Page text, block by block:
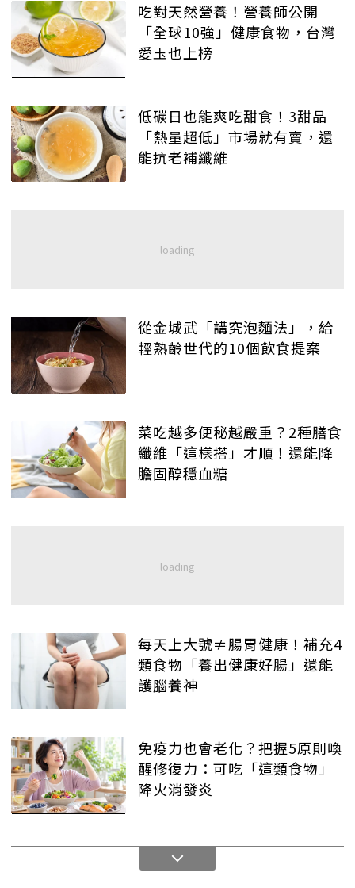
吃對天然營養！營養師公開
「全球10強」健康食物，台灣
愛玉也上榜
低碳日也能爽吃甜食！3甜品
「熱量超低」市場就有賣，還
能抗老補纖維
從金城武「講究泡麵法」，給
輕熟齡世代的10個飲食提案
菜吃越多便秘越嚴重？2種膳食
纖維「這樣搭」才順！還能降
膽固醇穩血糖
每天上大號≠腸胃健康！補充4
類食物「養出健康好腸」還能
護腦養神
免疫力也會老化？把握5原則喚
醒修復力：可吃「這類食物」
降火消發炎